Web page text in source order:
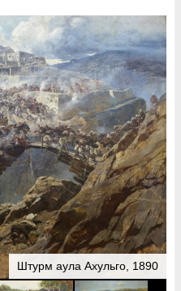
Штурм аула Ахульго, 1890